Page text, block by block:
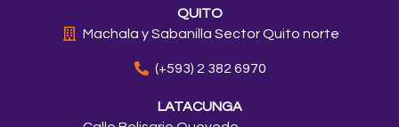
QUITO
Machala y Sabanilla Sector Quito norte
(+593) 2 382 6970
LATACUNGA